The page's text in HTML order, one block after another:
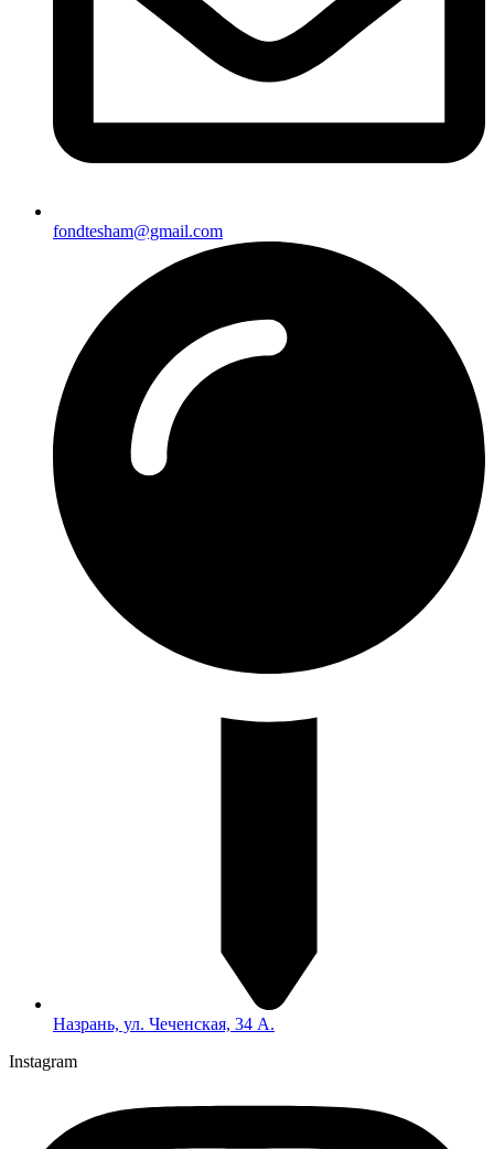
fondtesham@gmail.com
Назрань, ул. Чеченская, 34 А.
Instagram